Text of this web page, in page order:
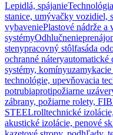
Lepidlá, spájanie
stanice, umývačky vozidiel,
vybaveniePlastové nádrže a
systémyOdhlučnenie
stenypracovný stôlfasáda
ochranné náteryautomatické
systémy, komínyuzamykacie
technológie, upevňovacia
potrubiaprotipožiarne
zábrany, požiarne rolety,
STEELrolltechnické
akustické izolácie, penové